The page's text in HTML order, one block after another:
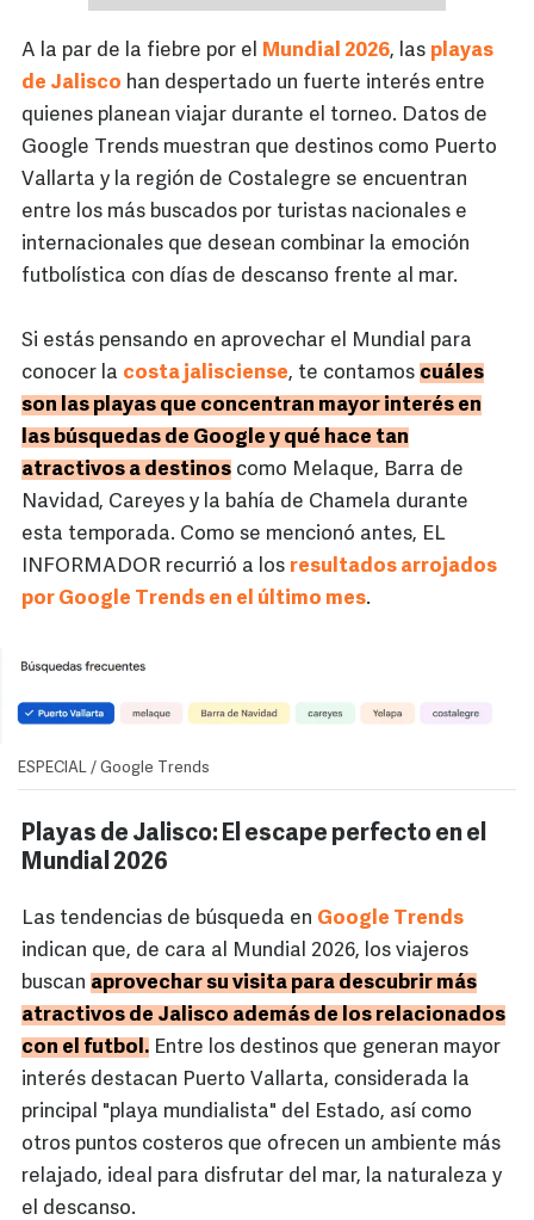
A la par de la fiebre por el Mundial 2026, las playas
de Jalisco han despertado un fuerte interés entre
quienes planean viajar durante el torneo. Datos de
Google Trends muestran que destinos como Puerto
Vallarta y la región de Costalegre se encuentran
entre los más buscados por turistas nacionales e
internacionales que desean combinar la emoción
futbolística con días de descanso frente al mar.
Si estás pensando en aprovechar el Mundial para
conocer la costa jalisciense, te contamos cuáles
son las playas que concentran mayor interés en
las búsquedas de Google y qué hace tan
atractivos a destinos como Melaque, Barra de
Navidad, Careyes y la bahía de Chamela durante
esta temporada. Como se mencionó antes, EL
INFORMADOR recurrió a los resultados arrojados
por Google Trends en el último mes.
ESPECIAL / Google Trends
Playas de Jalisco: El escape perfecto en el
Mundial 2026
Las tendencias de búsqueda en Google Trends
indican que, de cara al Mundial 2026, los viajeros
buscan aprovechar su visita para descubrir más
atractivos de Jalisco además de los relacionados
con el futbol. Entre los destinos que generan mayor
interés destacan Puerto Vallarta, considerada la
principal "playa mundialista" del Estado, así como
otros puntos costeros que ofrecen un ambiente más
relajado, ideal para disfrutar del mar, la naturaleza y
el descanso.